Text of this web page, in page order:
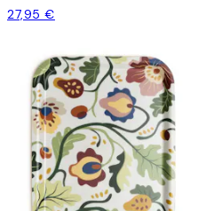
27,95 €